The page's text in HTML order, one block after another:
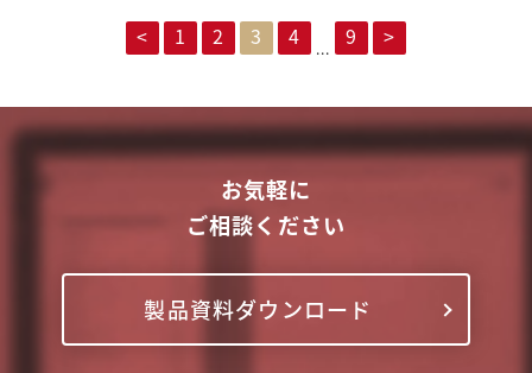
< 1 2 3 4 ... 9 >
お気軽に
ご相談ください
製品資料ダウンロード